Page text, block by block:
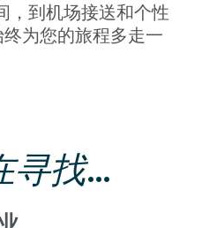
，到机场接送和个性
为您的旅程多走一
寻找…